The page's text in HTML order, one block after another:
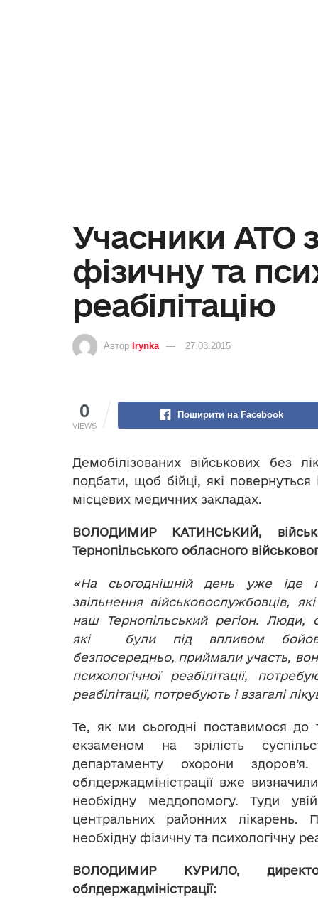
Учасники АТО
фізичну та
реабілітацію
Автор Irynka 27.03.2015
0
VIEWS
Поширити на Facebook
Демобілізованих військових без
подбати, щоб бійці, які
місцевих медичних закладах.
ВОЛОДИМИР КАТИНСЬКИЙ,
Тернопільського обласного
«На сьогоднішній день уже іде
звільнення військовослужбовців,
наш Тернопільський регіон. Люди,
які були під впливом
безпосередньо, приймали участь,
психологічної реабілітації,
реабілітації, потребують і взагалі
Те, як ми сьогодні поставимося
екзаменом на зрілість
департаменту охорони
облдержадміністрації вже
необхідну меддопомогу. Туди
центральних районних лікарень.
необхідну фізичну та психологічну
ВОЛОДИМИР КУРИЛО,
облдержадміністрації: